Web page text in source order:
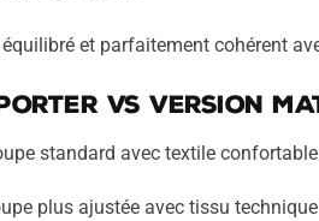
équilibré et parfaitement cohérent
vs version
standard avec textile
plus ajustée avec tissu